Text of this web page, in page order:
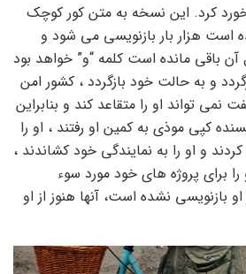
کرد. این نسخه به متن کور کوچک
است هزار بار بازنویسی می شود و
باقی مانده است کلمه “و” خواهد بود
و به حالت خود بازگردد ، کشور امن
تواند او را متقاعد کند و بنابراین
کپی موذی به کمین او رفتند ، او را
و او را به نمایندگی خود کشاندند ،
را برای پروژه های خود مورد سوء
او بازنویسی نشده است، آنها هنوز از او